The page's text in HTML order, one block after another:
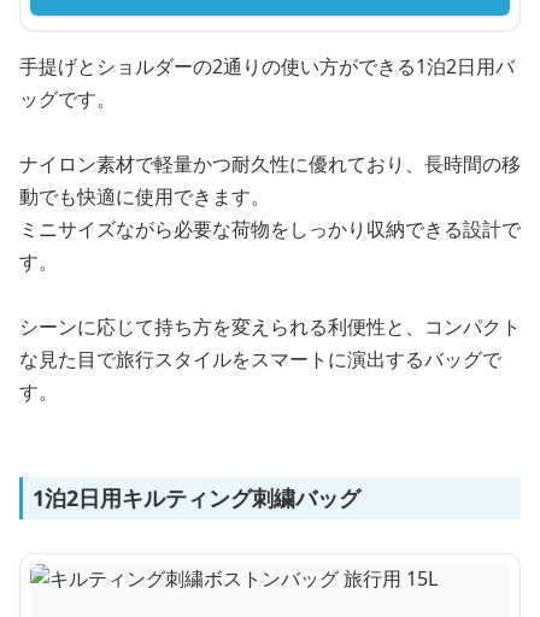
手提げとショルダーの2通りの使い方ができる1泊2日用バ
ッグです。
ナイロン素材で軽量かつ耐久性に優れており、長時間の移
動でも快適に使用できます。
ミニサイズながら必要な荷物をしっかり収納できる設計で
す。
シーンに応じて持ち方を変えられる利便性と、コンパクト
な見た目で旅行スタイルをスマートに演出するバッグで
す。
1泊2日用キルティング刺繍バッグ